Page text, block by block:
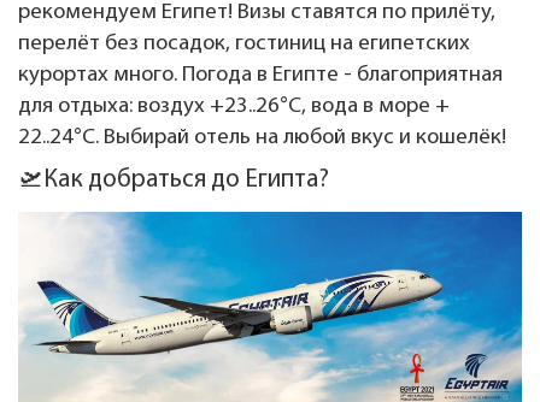
рекомендуем Египет! Визы ставятся по прилёту,
перелёт без посадок, гостиниц на египетских
курортах много. Погода в Египте - благоприятная
для отдыха: воздух +23..26°C, вода в море +
22..24°C. Выбирай отель на любой вкус и кошелёк!
🛫Как добраться до Египта?